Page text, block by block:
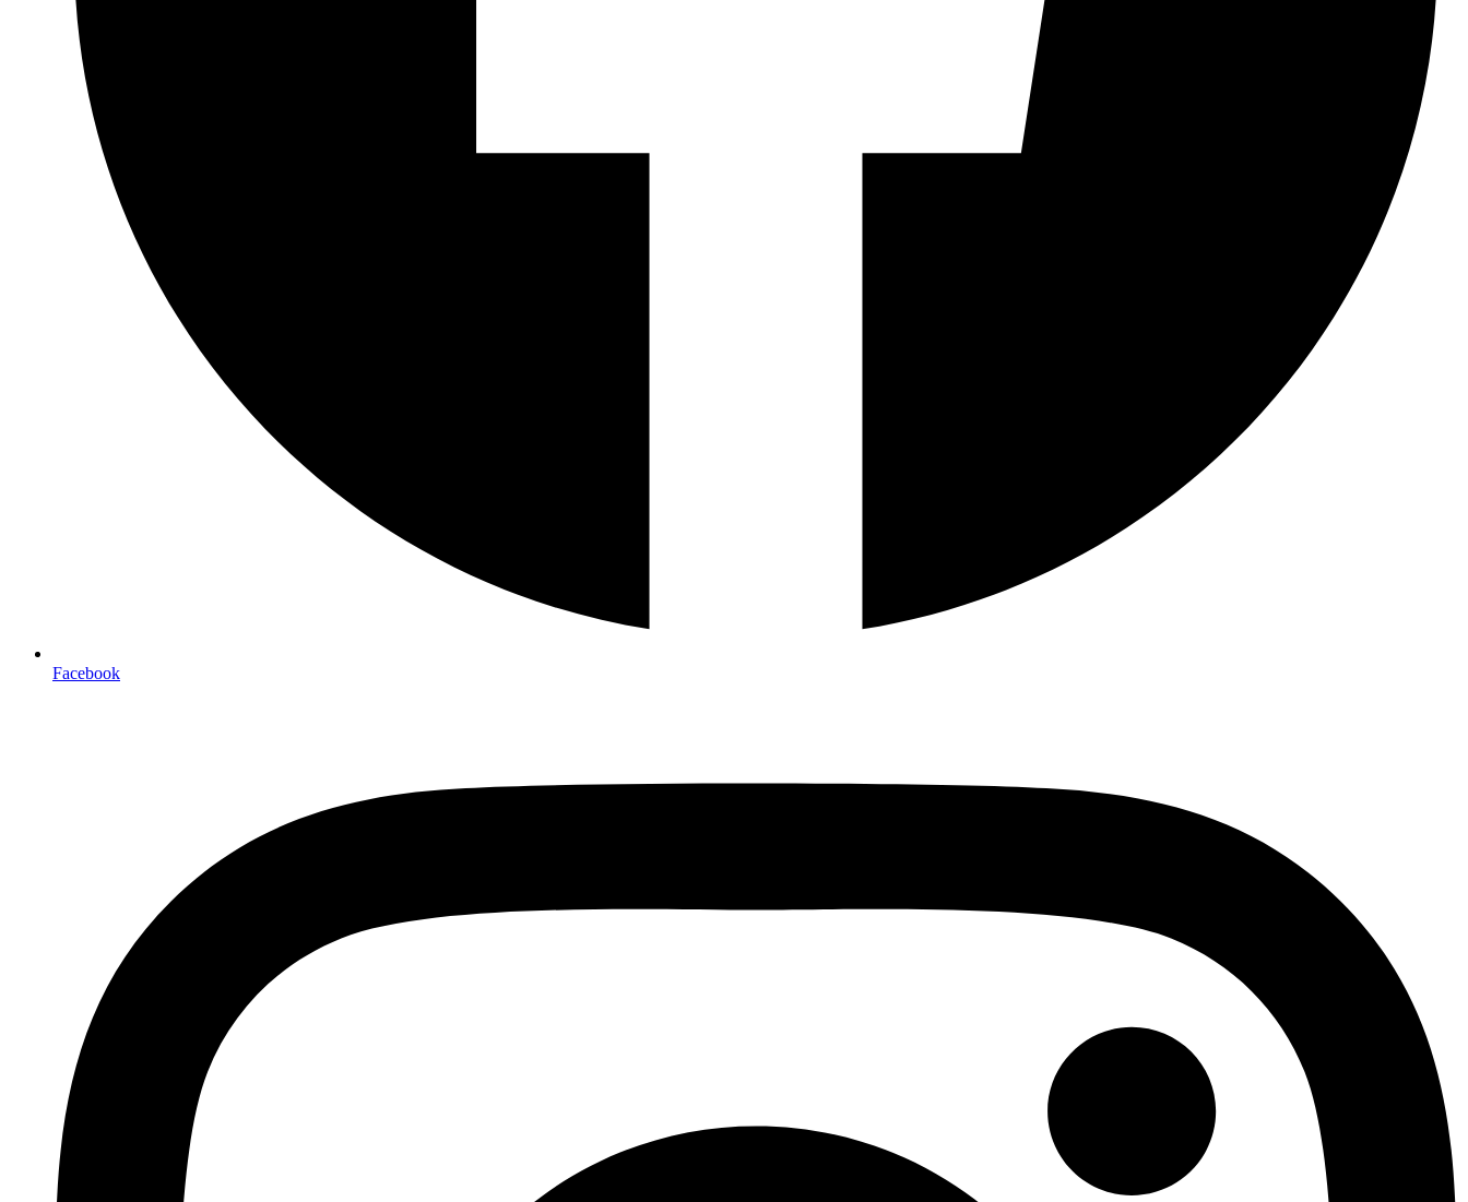
Facebook